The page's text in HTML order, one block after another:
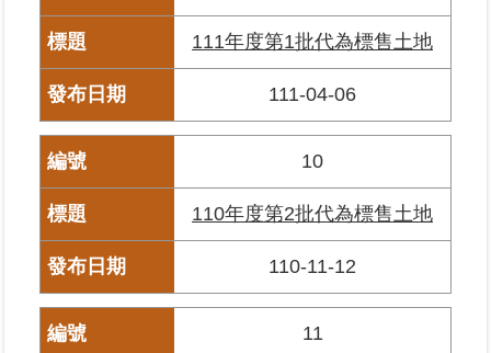
料
檢
舉
地
問
答
語
詞
111年度第1批代為標售土地
111-04-06
10
110年度第2批代為標售土地
110-11-12
11